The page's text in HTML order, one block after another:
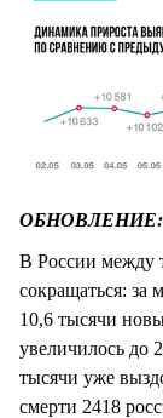
ОБНОВЛЕНИЕ:
В России между
сокращаться: за
10,6 тысячи
увеличилось до
тысячи уже
смерти 2418